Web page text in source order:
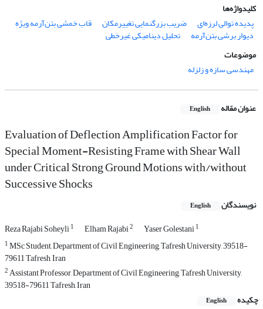
کلیدواژه‌ها
پدیده توالی لرزه‌ای
ضریب بزرگنمایی تغییرمکان قاب خمشی بتن‌آرمه ویژه
دیوار برشی بتن‌آرمه
تحلیل دینامیکی غیرخطی
موضوعات
مهندسی سازه و زلزله
عنوان مقاله English
Evaluation of Deflection Amplification Factor for
Special Moment-Resisting Frame with Shear Wall
under Critical Strong Ground Motions with/without
Successive Shocks
نویسندگان English
Reza Rajabi Soheyli1 Elham Rajabi2 Yaser Golestani1
1MSc Student, Department of Civil Engineering, Tafresh University, 39518-
79611 Tafresh, Iran
2Assistant Professor, Department of Civil Engineering, Tafresh University,
39518-79611 Tafresh, Iran
چکیده
English